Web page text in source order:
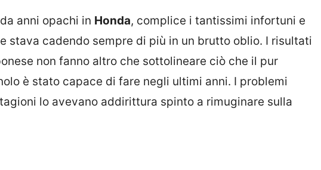
anni opachi in Honda, complice i tantissimi infortuni e
stava cadendo sempre di più in un brutto oblio. I risultati
non fanno altro che sottolineare ciò che il pur
è stato capace di fare negli ultimi anni. I problemi
lo avevano addirittura spinto a rimuginare sulla